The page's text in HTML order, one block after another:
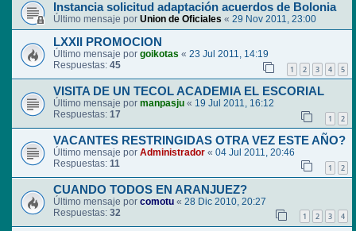
Instancia solicitud adaptación acuerdos de Bolonia
Último mensaje por Union de Oficiales « 29 Nov 2011, 23:00
LXXII PROMOCION
Último mensaje por goikotas « 23 Jul 2011, 14:19
Respuestas: 45 1 2 3 4 5
VISITA DE UN TECOL ACADEMIA EL ESCORIAL
Último mensaje por manpasju « 19 Jul 2011, 16:12
Respuestas: 17 1 2
VACANTES RESTRINGIDAS OTRA VEZ ESTE AÑO?
Último mensaje por Administrador « 04 Jul 2011, 20:46
Respuestas: 11 1 2
CUANDO TODOS EN ARANJUEZ?
Último mensaje por comotu « 28 Dic 2010, 20:27
Respuestas: 32 1 2 3 4